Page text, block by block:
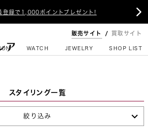
登録で1,000ポイントプレゼント! 
販売サイト 買取サイト
WATCH JEWELRY SHOP LIST
スタイリング一覧
絞り込み